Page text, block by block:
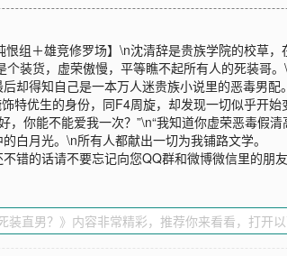
恨组＋雄竞修罗场】\n沈清辞是贵族学院的校草
个装货，虚荣傲慢，平等瞧不起所有人的死装哥
却得知自己是一本万人迷贵族小说里的恶毒男
特优生的身份，同F4周旋，却发现一切似乎开始
，你能不能爱我一次？”\n“我知道你虚荣恶毒假
白月光。\n所有人都献出一切为我铺路文学。
不错的话请不要忘记向您QQ群和微博微信里的朋友